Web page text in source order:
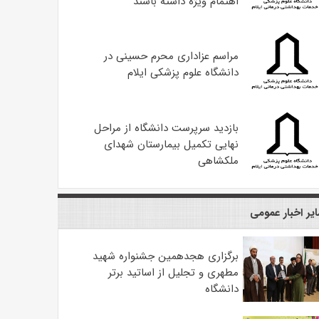
مراسم عزاداری محرم حسینی در
دانشگاه علوم پزشکی ایلام
بازدید سرپرست دانشگاه از مراحل
نهایی تکمیل بیمارستان شهدای
ملکشاهی
اخبار عمومی
برگزاری هجدهمین جشنواره شهید
مطهری و تجلیل از اساتید برتر
دانشگاه